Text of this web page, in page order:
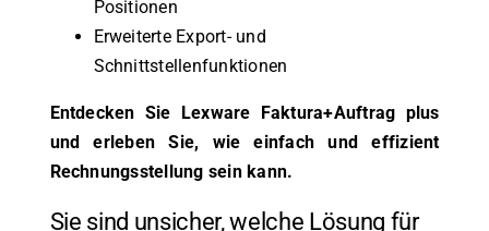
Positionen
Erweiterte Export- und
Schnittstellenfunktionen
Entdecken Sie Lexware Faktura+Auftrag plus
und erleben Sie, wie einfach und effizient
Rechnungsstellung sein kann.
Sie sind unsicher, welche Lösung für